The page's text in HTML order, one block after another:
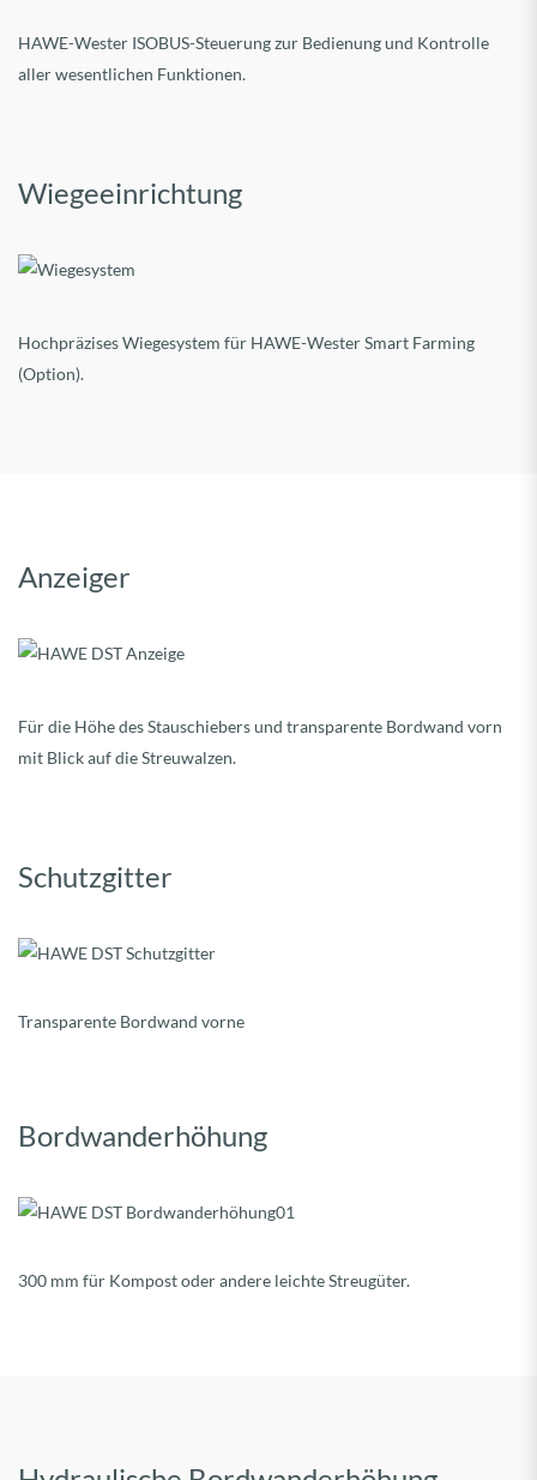
HAWE-Wester ISOBUS-Steuerung zur Bedienung und Kontrolle
aller wesentlichen Funktionen.
Wiegeeinrichtung
Hochpräzises Wiegesystem für HAWE-Wester Smart Farming
(Option).
Anzeiger
Für die Höhe des Stauschiebers und transparente Bordwand vorn
mit Blick auf die Streuwalzen.
Schutzgitter
Transparente Bordwand vorne
Bordwanderhöhung
300 mm für Kompost oder andere leichte Streugüter.